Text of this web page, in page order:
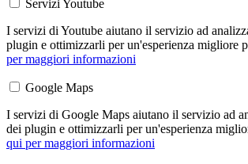
Servizi Youtube
I servizi di Youtube aiutano il servizio ad
plugin e ottimizzarli per un'esperienza migliore
per maggiori informazioni
Google Maps
I servizi di Google Maps aiutano il servizio ad
dei plugin e ottimizzarli per un'esperienza
qui per maggiori informazioni